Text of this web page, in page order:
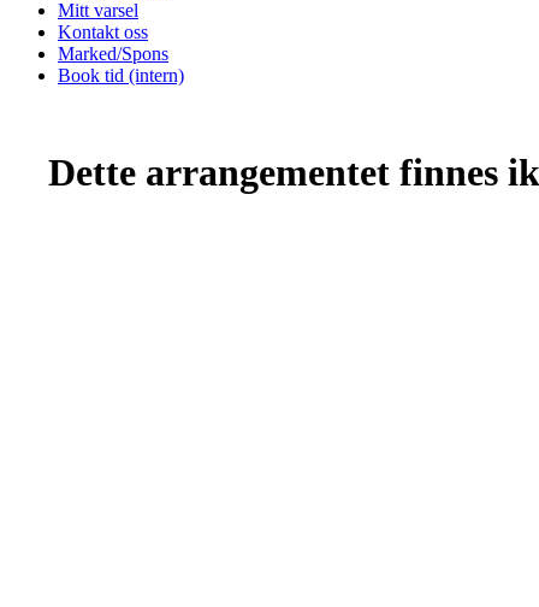
Mitt varsel
Kontakt oss
Marked/Spons
Book tid (intern)
Dette arrangementet finnes